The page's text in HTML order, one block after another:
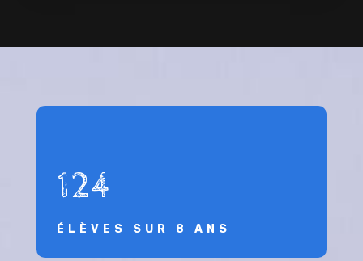
124
ÉLÈVES SUR 8 ANS